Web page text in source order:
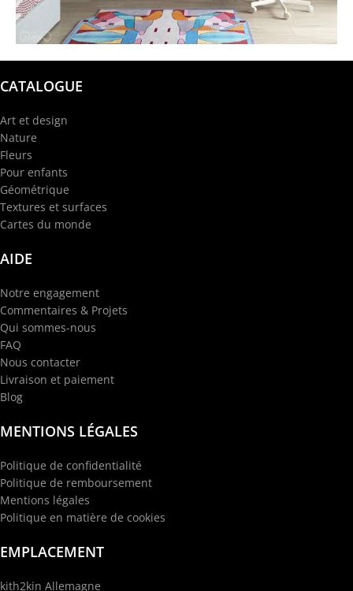
@garba.design
CATALOGUE
Art et design
Nature
Fleurs
Pour enfants
Géométrique
Textures et surfaces
Cartes du monde
AIDE
Notre engagement
Commentaires & Projets
Qui sommes-nous
FAQ
Nous contacter
Livraison et paiement
Blog
MENTIONS LÉGALES
Politique de confidentialité
Politique de remboursement
Mentions légales
Politique en matière de cookies
EMPLACEMENT
kith2kin Allemagne